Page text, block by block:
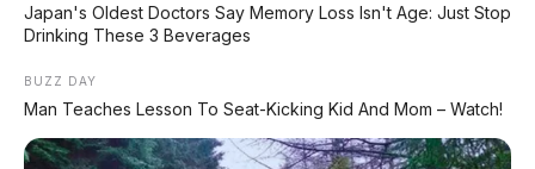
Japan's Oldest Doctors Say Memory Loss Isn't Age: Just Stop
Drinking These 3 Beverages
BUZZ DAY
Man Teaches Lesson To Seat-Kicking Kid And Mom – Watch!